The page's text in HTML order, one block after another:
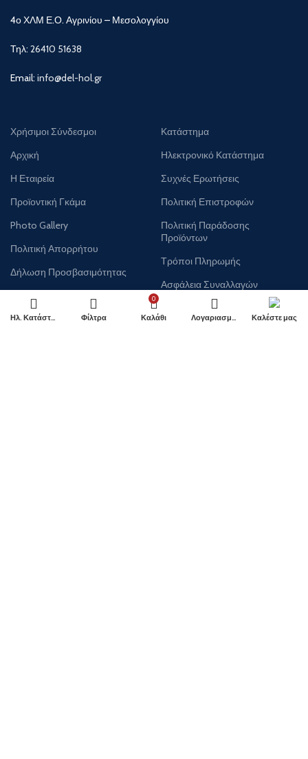
4ο ΧΛΜ Ε.Ο. Αγρινίου – Μεσολογγίου
Τηλ:26410 51638
Email:info@del-hol.gr
Χρήσιμοι Σύνδεσμοι
Αρχική
Η Εταιρεία
Προϊοντική Γκάμα
Photo Gallery
Πολιτική Απορρήτου
Δήλωση Προσβασιμότητας
Όροι Χρήσης
Κατάστημα
Ηλεκτρονικό Κατάστημα
Συχνές Ερωτήσεις
Πολιτική Επιστροφών
Πολιτική Παράδοσης
Προϊόντων
Τρόποι Πληρωμής
Ασφάλεια Συναλλαγών
Ηλ. Κατάστημα Φίλτρα
0
Καλάθι Λογαριασμός Καλέστε μας